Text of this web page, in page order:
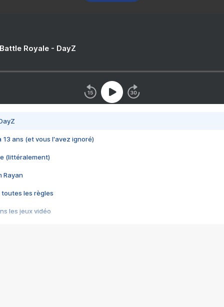
Royale - DayZ
13 ans (et vous l'avez ignoré)
(littéralement)
Rayan
toutes les règles
les jeux vidéo